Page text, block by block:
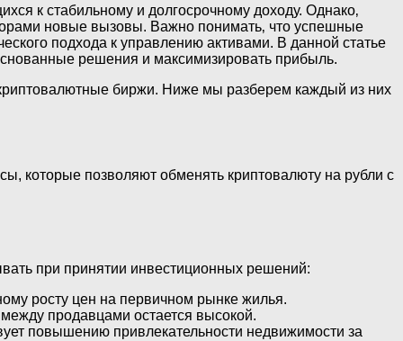
к стабильному и долгосрочному доходу. Однако‚
новые вызовы. Важно понимать‚ что успешные
подхода к управлению активами. В данной статье
решения и максимизировать прибыль.
биржи. Ниже мы разберем каждый из них
которые позволяют обменять криптовалюту на рубли с
при принятии инвестиционных решений:
росту цен на первичном рынке жилья.
продавцами остается высокой.
повышению привлекательности недвижимости за